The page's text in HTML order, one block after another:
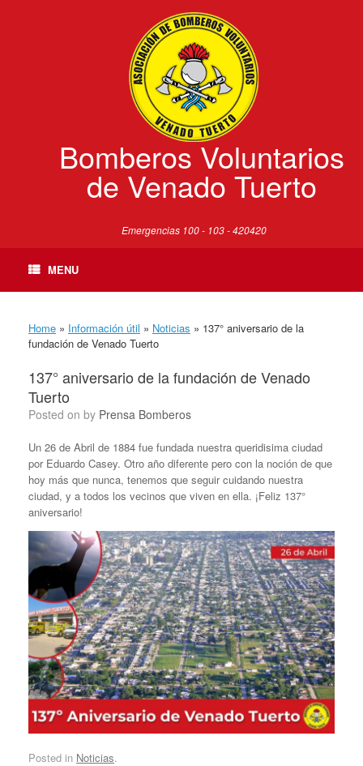
Bomberos Voluntarios
de Venado Tuerto
Emergencias 100 - 103 - 420420
MENU
Home » Información útil » Noticias » 137° aniversario de la
fundación de Venado Tuerto
137° aniversario de la fundación de Venado
Tuerto
Posted on by Prensa Bomberos
Un 26 de Abril de 1884 fue fundada nuestra queridisima ciudad
por Eduardo Casey. Otro año diferente pero con la noción de que
hoy más que nunca, tenemos que seguir cuidando nuestra
ciudad, y a todos los vecinos que viven en ella. ¡Feliz 137°
aniversario!
Posted in Noticias.